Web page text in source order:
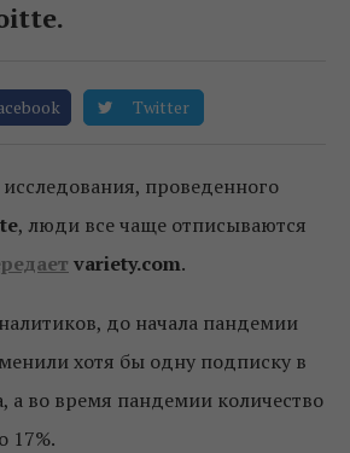
Twitter
проведенного
, люди все чаще отписываются
variety.com.
до начала пандемии
хотя бы одну подписку в
а во время пандемии количество
17%.